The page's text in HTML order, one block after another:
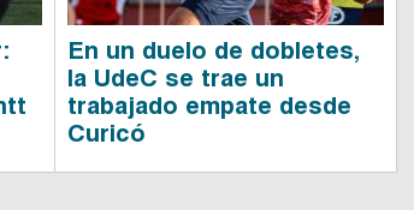
En un duelo de dobletes,
la UdeC se trae un
trabajado empate desde
Curicó